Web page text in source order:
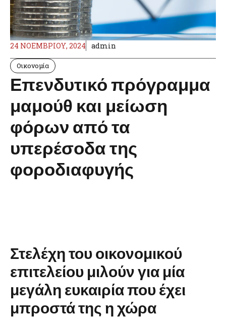
24 ΝΟΕΜΒΡΊΟΥ, 2024 admin
Οικονομία
Επενδυτικό πρόγραμμα
μαμούθ και μείωση
φόρων από τα
υπερέσοδα της
φοροδιαφυγής
Στελέχη του οικονομικού
επιτελείου μιλούν για μία
μεγάλη ευκαιρία που έχει
μπροστά της η χώρα